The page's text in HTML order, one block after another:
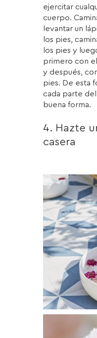
ejercitar
cuerpo.
levantar un
los pies,
los pies y
primero con
y después,
pies. De esta
cada parte
buena forma.
4. Hazte
casera